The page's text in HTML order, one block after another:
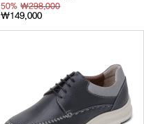
50%₩298,000
₩149,000